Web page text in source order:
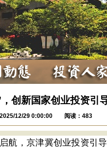
创新国家创业投资引
2025/12/29 0:00:00 阅读：483
航，京津冀创业投资引